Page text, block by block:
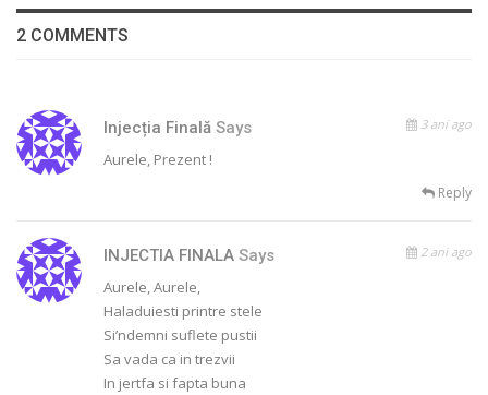
2 COMMENTS
Injecția Finală Says 3 ani ago
Aurele, Prezent !
Reply
INJECTIA FINALA Says 2 ani ago
Aurele, Aurele,
Haladuiesti printre stele
Si’ndemni suflete pustii
Sa vada ca in trezvii
In jertfa si fapta buna